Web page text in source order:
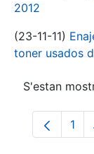
2012
(23-11-11)
toner usados
S'estan
1